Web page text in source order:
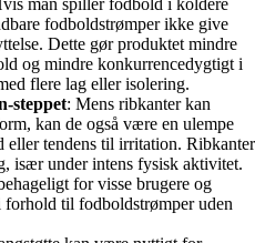
man spiller fodbold i koldere
fodboldstrømper ikke give
Dette gør produktet mindre
og mindre konkurrencedygtigt i
flere lag eller isolering.
steppet: Mens ribkanter kan
kan de også være en ulempe
eller tendens til irritation. Ribkanter
især under intens fysisk aktivitet.
for visse brugere og
til fodboldstrømper uden